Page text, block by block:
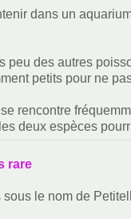
dans un
peu des autres
petits pour ne
se rencontre
deux espèces
rare
sous le nom de